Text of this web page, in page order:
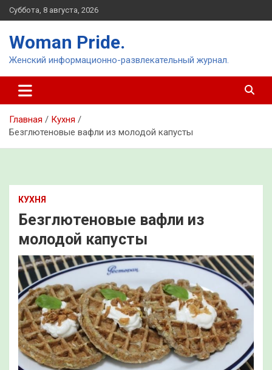
Перейти
к
Суббота, 8 августа, 2026
Woman Pride.
Женский информационно-развлекательный журнал.
Главная
Кухня
Безглютеновые вафли из молодой капусты
КУХНЯ
Безглютеновые вафли из
молодой капусты